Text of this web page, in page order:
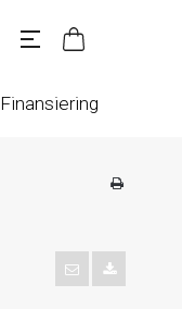
Finansiering